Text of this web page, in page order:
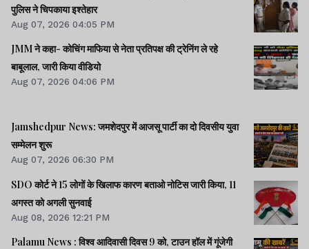
पुलिस ने चिपकाया इश्तेहार
Aug 07, 2026 04:05 PM
JMM ने कहा- कोचिंग माफिया से नेता प्रतिपक्ष की ट्रेनिंग ले रहे
बाबूलाल, जारी किया वीडियो
Aug 07, 2026 04:06 PM
Jamshedpur News: जमशेदपुर में आजसू पार्टी का दो दिवसीय युवा
सम्मेलन शुरू
Aug 07, 2026 06:30 PM
SDO कोर्ट ने 15 लोगों के खिलाफ कारण बताओ नोटिस जारी किया, 11
अगस्त को अगली सुनवाई
Aug 08, 2026 12:21 PM
Palamu News : विश्व आदिवासी दिवस 9 को, टाउन हॉल में गूंजेगी